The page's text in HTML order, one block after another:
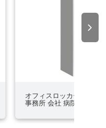
ィス家具 3人用
貴重品